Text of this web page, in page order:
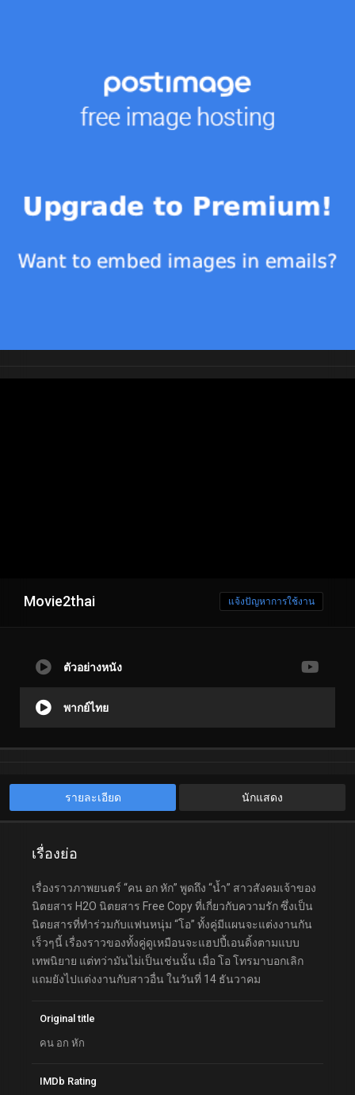
Movie2thai แจ้งปัญหาการใช้งาน
ตัวอย่างหนัง
พากย์ไทย
รายละเอียด นักแสดง
เรื่องย่อ
เรื่องราวภาพยนตร์ “คน อก หัก” พูดถึง “น้ำ” สาวสังคมเจ้าของ
นิตยสาร H2O นิตยสาร Free Copy ที่เกี่ยวกับความรัก ซึ่งเป็น
นิตยสารที่ทำร่วมกับแฟนหนุ่ม “โอ” ทั้งคู่มีแผนจะแต่งงานกัน
เร็วๆนี้ เรื่องราวของทั้งคู่ดูเหมือนจะแฮปปี้เอนดิ้งตามแบบ
เทพนิยาย แต่ทว่ามันไม่เป็นเช่นนั้น เมื่อ โอ โทรมาบอกเลิก
แถมยังไปแต่งงานกับสาวอื่น ในวันที่ 14 ธันวาคม
Original title
คน อก หัก
IMDb Rating